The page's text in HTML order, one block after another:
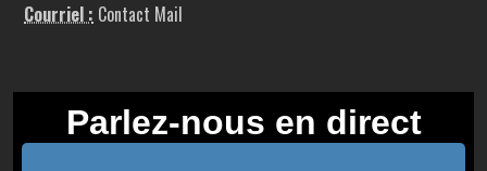
Courriel : Contact Mail